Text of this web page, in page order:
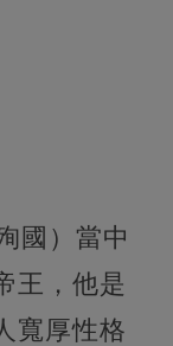
國）當中
王，他是
寬厚性格